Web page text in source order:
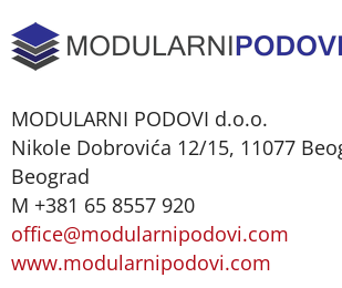
MODULARNI PODOVI d.o.o.
Nikole Dobrovića 12/15, 11077
Beograd
M +381 65 8557 920
office@modularnipodovi.com
www.modularnipodovi.com